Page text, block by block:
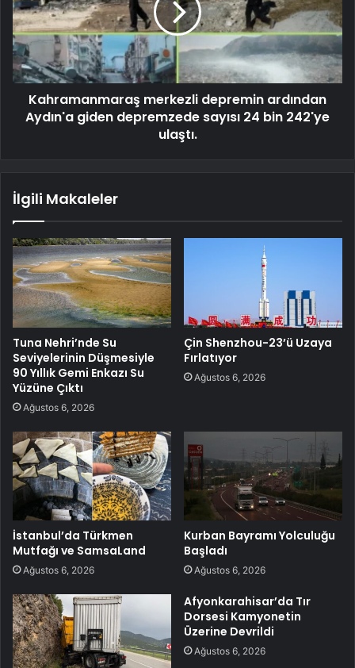
Kahramanmaraş merkezli depremin ardından
Aydın'a giden depremzede sayısı 24 bin 242'ye
ulaştı.
İlgili Makaleler
Tuna Nehri’nde Su
Seviyelerinin Düşmesiyle
90 Yıllık Gemi Enkazı Su
Yüzüne Çıktı
Ağustos 6, 2026
Çin Shenzhou-23’ü Uzaya
Fırlatıyor
Ağustos 6, 2026
İstanbul’da Türkmen
Mutfağı ve SamsaLand
Ağustos 6, 2026
Kurban Bayramı Yolculuğu
Başladı
Ağustos 6, 2026
Afyonkarahisar’da Tır
Dorsesi Kamyonetin
Üzerine Devrildi
Ağustos 6, 2026